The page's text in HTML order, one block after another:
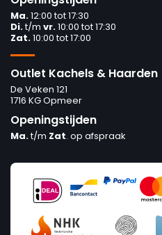
Ma.12:00 tot 17:30
Di.t/m vr.10:00 tot 17:30
Zat.10:00 tot 17:00
Outlet Kachels & Haarden
De Veken 121
1716 KG Opmeer
Openingstijden
Ma.t/m Zat. op afspraak